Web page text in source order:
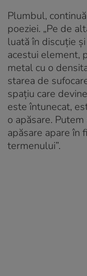
Plumbul,
poeziei. „Pe de
luată în discuție
acestui element,
metal cu o
starea de
spațiu care
este întunecat,
o apăsare.
apăsare apare în
termenului”.